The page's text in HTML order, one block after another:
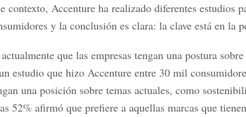
contexto, Accenture ha realizado diferentes estudios
y la conclusión es clara: la clave está en la
que las empresas tengan una postura
estudio que hizo Accenture entre 30 mil
una posición sobre temas actuales, como
52% afirmó que prefiere a aquellas marcas que